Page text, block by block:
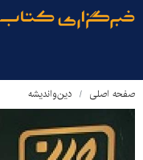
صفحه اصلی دین‌واندیشه